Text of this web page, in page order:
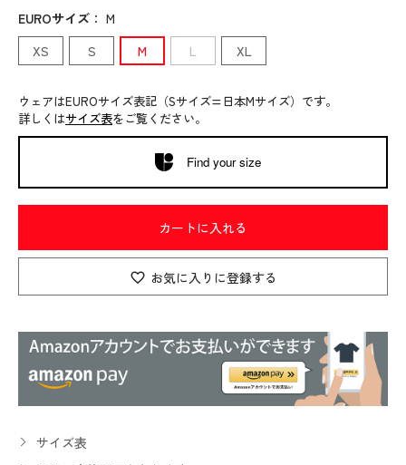
EUROサイズ ： M
XS
S M L XL
ウェアはEUROサイズ表記（Sサイズ=日本Mサイズ）です。
詳しくはサイズ表をご覧ください。
Find your size
カートに入れる
お気に入りに登録する
サイズ表